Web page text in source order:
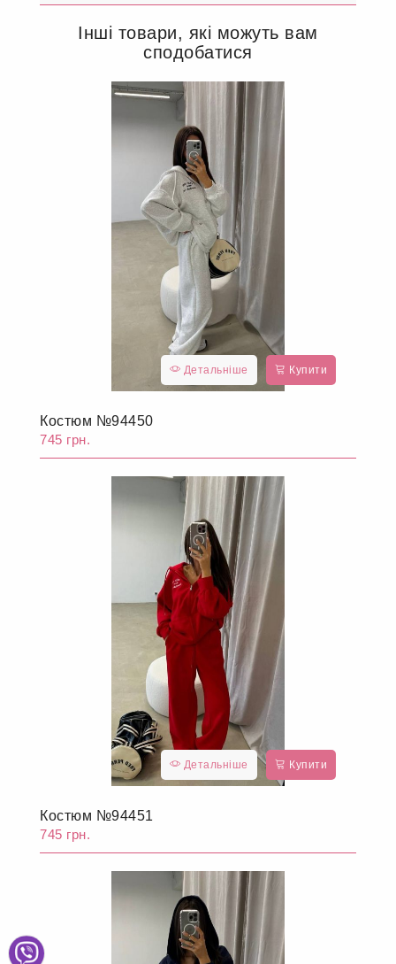
Інші товари, які можуть вам
сподобатися
Детальніше Купити
Костюм №94450
745 грн.
Детальніше Купити
Костюм №94451
745 грн.